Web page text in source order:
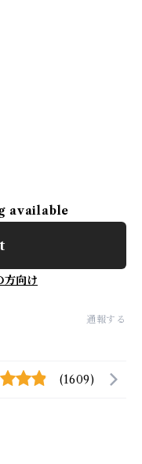
available
方向け
通報する
(1609)